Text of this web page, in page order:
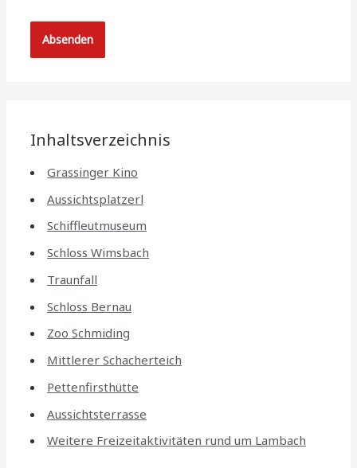
Inhaltsverzeichnis
Grassinger Kino
Aussichtsplatzerl
Schiffleutmuseum
Schloss Wimsbach
Traunfall
Schloss Bernau
Zoo Schmiding
Mittlerer Schacherteich
Pettenfirsthütte
Aussichtsterrasse
Weitere Freizeitaktivitäten rund um Lambach